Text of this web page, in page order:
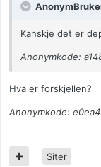
Kanskje det er
Anonymkode:
Hva er forskjellen?
Anonymkode:
Siter